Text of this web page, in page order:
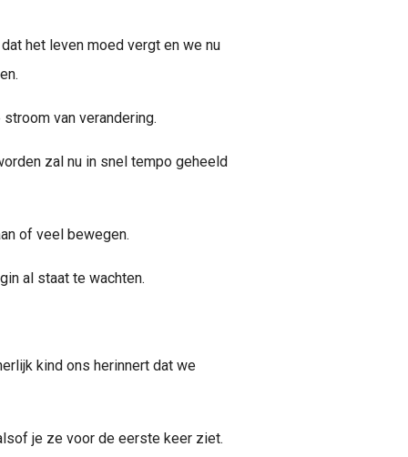
het leven moed vergt en we nu
van verandering.
zal nu in snel tempo geheeld
of veel bewegen.
al staat te wachten.
kind ons herinnert dat we
je ze voor de eerste keer ziet.